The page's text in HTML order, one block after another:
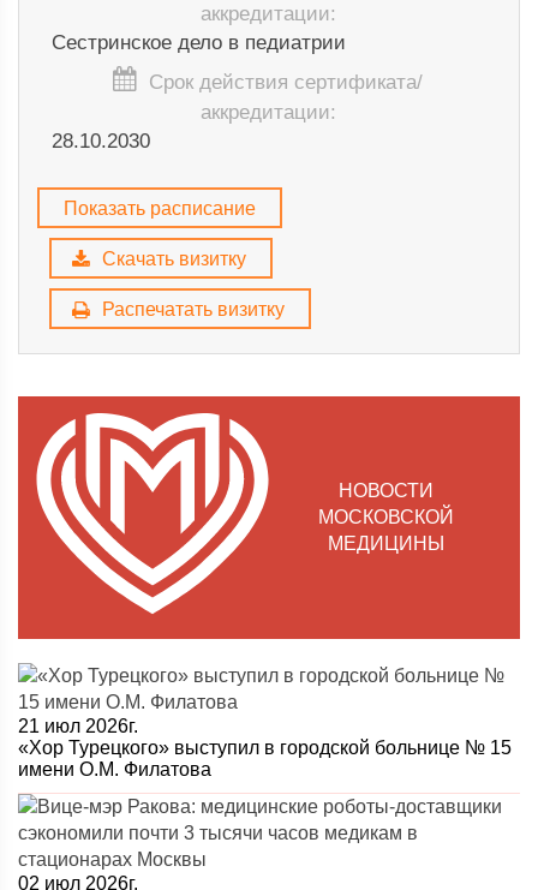
аккредитации:
Сестринское дело в педиатрии
Срок действия сертификата/
аккредитации:
28.10.2030
Показать расписание
Скачать визитку
Распечатать визитку
НОВОСТИ
МОСКОВСКОЙ
МЕДИЦИНЫ
21 июл 2026г.
«Хор Турецкого» выступил в городской больнице № 15
имени О.М. Филатова
02 июл 2026г.